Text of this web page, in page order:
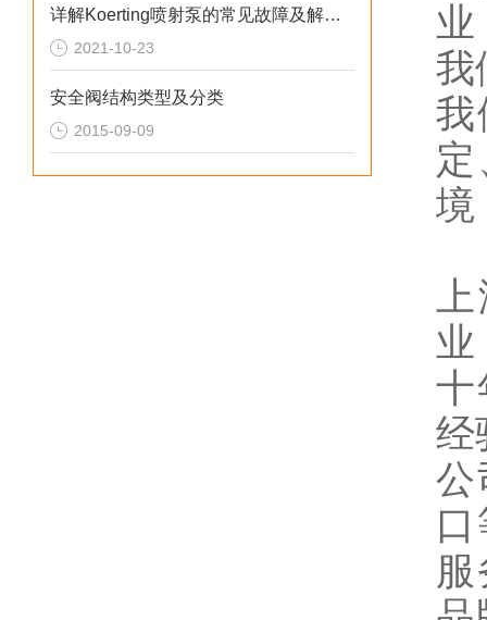
详解Koerting喷射泵的常见故障及解决方法
2021-10-23
安全阀结构类型及分类
2015-09-09
业
我
我
境
业
十
经
公